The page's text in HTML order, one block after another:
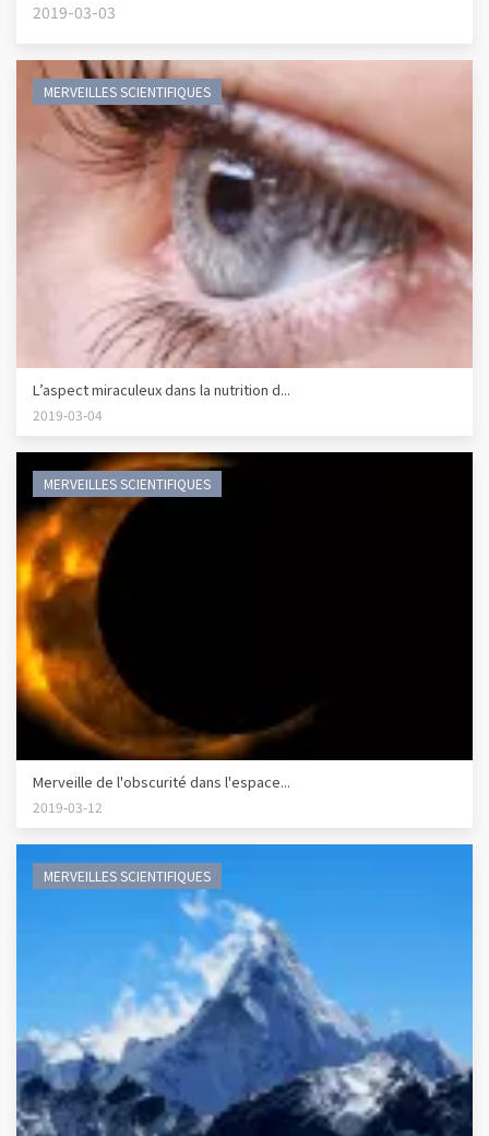
2019-03-03
MERVEILLES SCIENTIFIQUES
L’aspect miraculeux dans la nutrition d...
2019-03-04
MERVEILLES SCIENTIFIQUES
Merveille de l'obscurité dans l'espace...
2019-03-12
MERVEILLES SCIENTIFIQUES